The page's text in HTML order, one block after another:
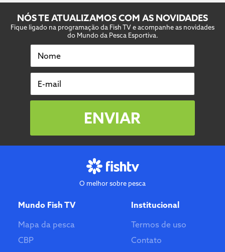
NÓS TE ATUALIZAMOS COM AS NOVIDADES
Fique ligado na programação da Fish TV e acompanhe as novidades
do Mundo da Pesca Esportiva.
Nome
E-mail
ENVIAR
O melhor sobre pesca
Mundo Fish TV
Mapa da pesca
CBP
Institucional
Termos de uso
Contato